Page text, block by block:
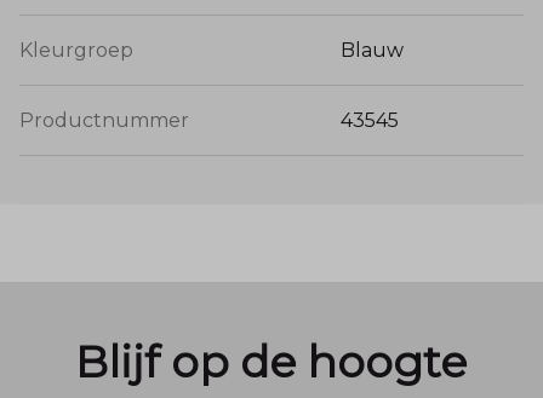
Kleurgroep Blauw
Productnummer 43545
Blijf op de hoogte